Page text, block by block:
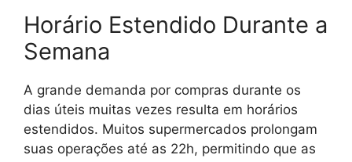
Horário Estendido Durante a
Semana
A grande demanda por compras durante os
dias úteis muitas vezes resulta em horários
estendidos. Muitos supermercados prolongam
suas operações até as 22h, permitindo que as